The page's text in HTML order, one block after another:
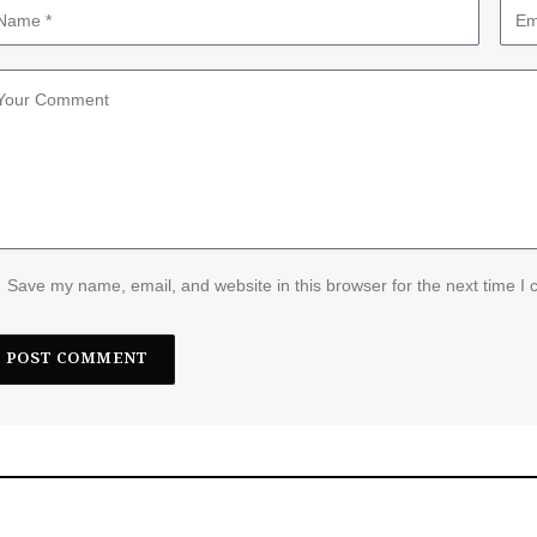
Save my name, email, and website in this browser for the next time I